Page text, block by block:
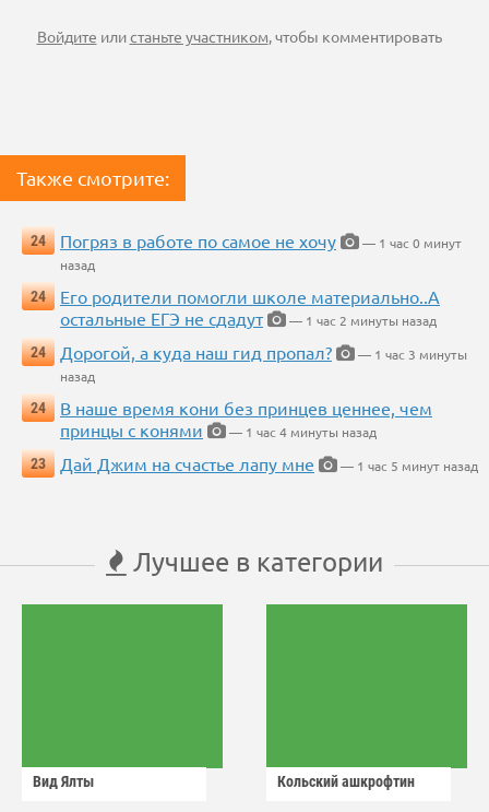
Войдите илистаньте участником, чтобы комментировать
Также смотрите:
24 Погряз в работе по самое не хочу
— 1 час 0 минут
назад
24
Его родители помогли школе материально..А
остальные ЕГЭ не сдадут
— 1 час 2 минуты назад
24
Дорогой, а куда наш гид пропал?
— 1 час 3 минуты
назад
24
В наше время кони без принцев ценнее, чем
принцы с конями
— 1 час 4 минуты назад
23
Дай Джим на счастье лапу мне — 1 час 5 минут назад
Лучшее в категории
Вид Ялты Кольский ашкрофтин